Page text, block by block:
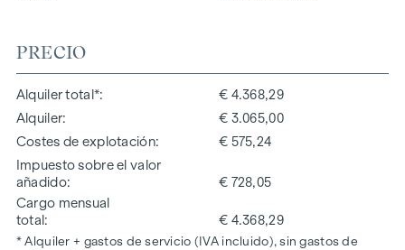
PRECIO
Alquiler total*
€ 4.368,29
Alquiler
€ 3.065,00
Costes de explotación
€ 575,24
Impuesto sobre el valor
añadido
€ 728,05
Cargo mensual
total
€ 4.368,29
* Alquiler + gastos de servicio (IVA incluido), sin gastos de